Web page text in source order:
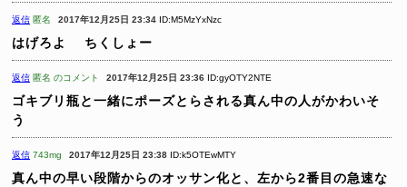
返信 匿名 2017年12月25日 23:34 ID:M5MzYxNzc
はげろよ ちくしょー
返信 匿名 のコメント 2017年12月25日 23:36 ID:gyOTY2NTE
ゴキブリ瓶と一緒にポーズとらされる真ん中の人がかわいそ
う
返信 743mg 2017年12月25日 23:38 ID:k5OTEwMTY
真ん中の早い段階からのオッサン化と、左から2番目の急速な